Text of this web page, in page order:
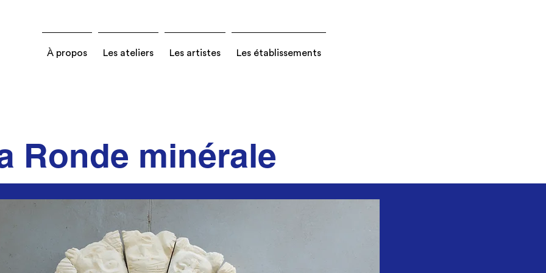
À propos Les ateliers Les artistes Les établissements
Ronde minérale